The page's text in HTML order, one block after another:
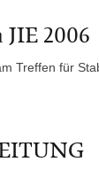
2006
Treffen für